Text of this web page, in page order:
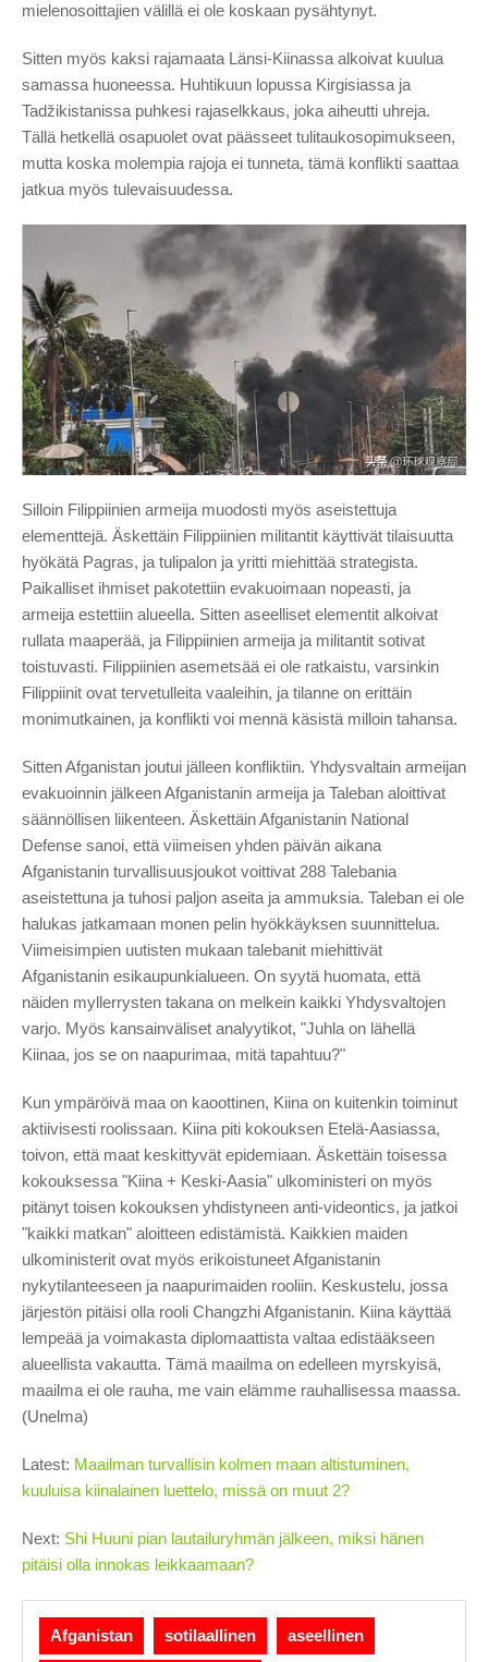
mielenosoittajien välillä ei ole koskaan pysähtynyt.
Sitten myös kaksi rajamaata Länsi-Kiinassa alkoivat kuulua
samassa huoneessa. Huhtikuun lopussa Kirgisiassa ja
Tadžikistanissa puhkesi rajaselkkaus, joka aiheutti uhreja.
Tällä hetkellä osapuolet ovat päässeet tulitaukosopimukseen,
mutta koska molempia rajoja ei tunneta, tämä konflikti saattaa
jatkua myös tulevaisuudessa.
Silloin Filippiinien armeija muodosti myös aseistettuja
elementtejä. Äskettäin Filippiinien militantit käyttivät tilaisuutta
hyökätä Pagras, ja tulipalon ja yritti miehittää strategista.
Paikalliset ihmiset pakotettiin evakuoimaan nopeasti, ja
armeija estettiin alueella. Sitten aseelliset elementit alkoivat
rullata maaperää, ja Filippiinien armeija ja militantit sotivat
toistuvasti. Filippiinien asemetsää ei ole ratkaistu, varsinkin
Filippiinit ovat tervetulleita vaaleihin, ja tilanne on erittäin
monimutkainen, ja konflikti voi mennä käsistä milloin tahansa.
Sitten Afganistan joutui jälleen konfliktiin. Yhdysvaltain armeijan
evakuoinnin jälkeen Afganistanin armeija ja Taleban aloittivat
säännöllisen liikenteen. Äskettäin Afganistanin National
Defense sanoi, että viimeisen yhden päivän aikana
Afganistanin turvallisuusjoukot voittivat 288 Talebania
aseistettuna ja tuhosi paljon aseita ja ammuksia. Taleban ei ole
halukas jatkamaan monen pelin hyökkäyksen suunnittelua.
Viimeisimpien uutisten mukaan talebanit miehittivät
Afganistanin esikaupunkialueen. On syytä huomata, että
näiden myllerrysten takana on melkein kaikki Yhdysvaltojen
varjo. Myös kansainväliset analyytikot, "Juhla on lähellä
Kiinaa, jos se on naapurimaa, mitä tapahtuu?"
Kun ympäröivä maa on kaoottinen, Kiina on kuitenkin toiminut
aktiivisesti roolissaan. Kiina piti kokouksen Etelä-Aasiassa,
toivon, että maat keskittyvät epidemiaan. Äskettäin toisessa
kokouksessa "Kiina + Keski-Aasia" ulkoministeri on myös
pitänyt toisen kokouksen yhdistyneen anti-videontics, ja jatkoi
"kaikki matkan" aloitteen edistämistä. Kaikkien maiden
ulkoministerit ovat myös erikoistuneet Afganistanin
nykytilanteeseen ja naapurimaiden rooliin. Keskustelu, jossa
järjestön pitäisi olla rooli Changzhi Afganistanin. Kiina käyttää
lempeää ja voimakasta diplomaattista valtaa edistääkseen
alueellista vakautta. Tämä maailma on edelleen myrskyisä,
maailma ei ole rauha, me vain elämme rauhallisessa maassa.
(Unelma)
Latest: Maailman turvallisin kolmen maan altistuminen,
kuuluisa kiinalainen luettelo, missä on muut 2?
Next: Shi Huuni pian lautailuryhmän jälkeen, miksi hänen
pitäisi olla innokas leikkaamaan?
Afganistan sotilaallinen aseellinen